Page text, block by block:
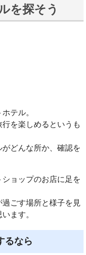
を探そう
テル。
を楽しめるというも
どんな所か、確認を
ョップのお店に足を
ごす場所と様子を見
ます。
るなら